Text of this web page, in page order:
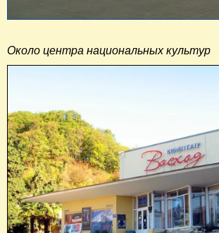
Около центра национальных культур